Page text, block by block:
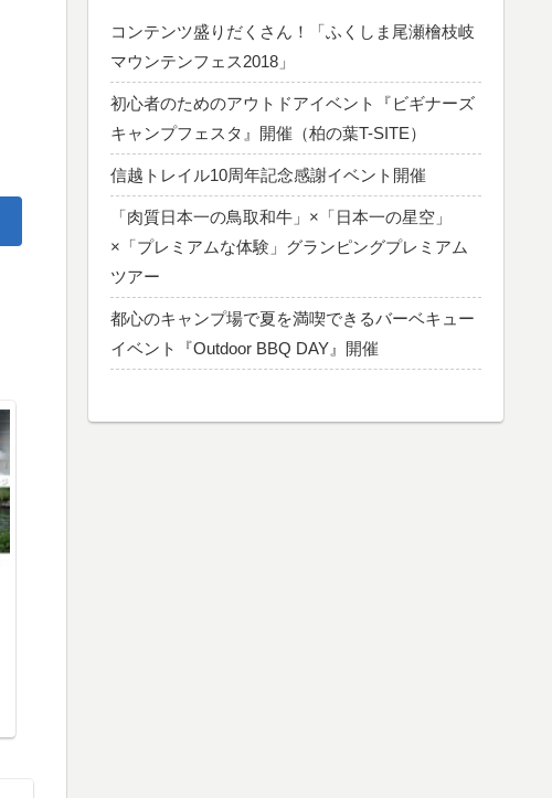
コンテンツ盛りだくさん！「ふくしま尾瀬檜枝岐
マウンテンフェス2018」
初心者のためのアウトドアイベント『ビギナーズ
キャンプフェスタ』開催（柏の葉T-SITE）
信越トレイル10周年記念感謝イベント開催
「肉質日本一の鳥取和牛」×「日本一の星空」
×「プレミアムな体験」グランピングプレミアム
ツアー
都心のキャンプ場で夏を満喫できるバーベキュー
イベント『Outdoor BBQ DAY』開催